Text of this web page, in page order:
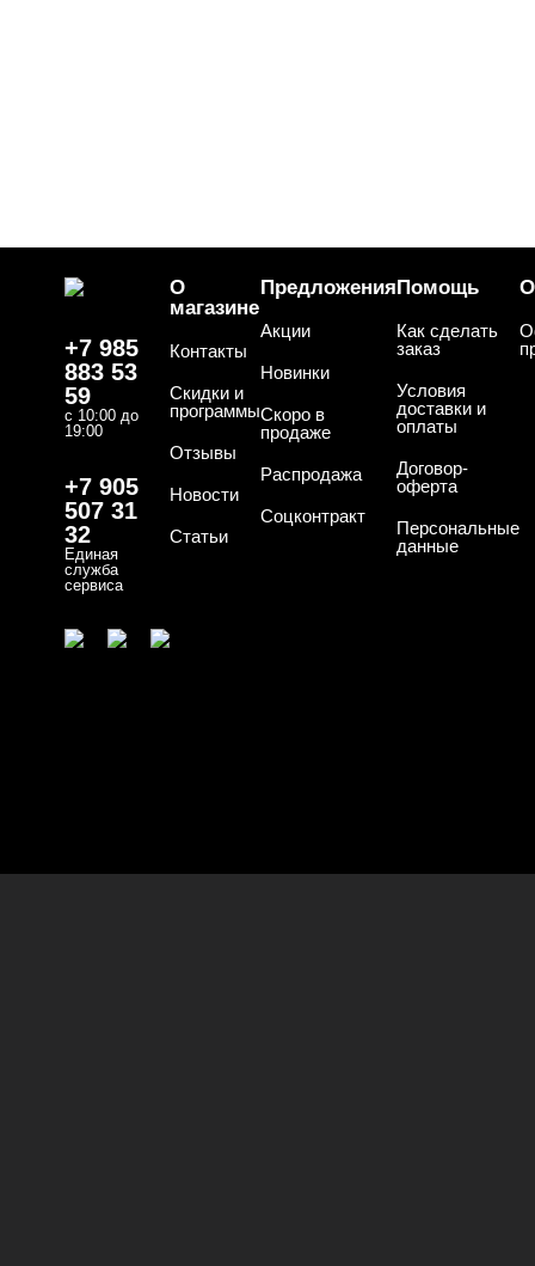
+7 985
883 53
59
с 10:00 до
19:00
+7 905
507 31
32
Единая
служба
сервиса
О
магазине
Контакты
Скидки и
программы
Отзывы
Новости
Статьи
Предложения
Акции
Новинки
Скоро в
продаже
Распродажа
Соцконтракт
Помощь
Как сделать
заказ
Условия
доставки и
оплаты
Договор-
оферта
Персональные
данные